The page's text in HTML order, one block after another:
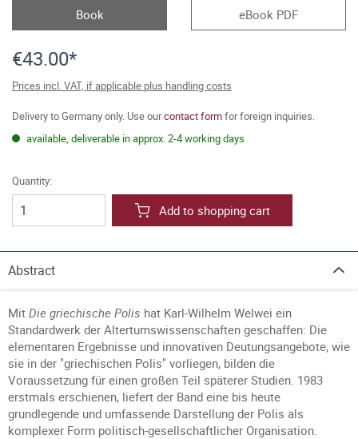
Book eBook PDF
€43.00*
Prices incl. VAT, if applicable plus handling costs
Delivery to Germany only. Use ourcontact formfor foreign inquiries.
available, deliverable in approx. 2-4 working days
Quantity:
Add to shopping cart
Abstract
Mit Die griechische Polis hat Karl-Wilhelm Welwei ein
Standardwerk der Altertumswissenschaften geschaffen: Die
elementaren Ergebnisse und innovativen Deutungsangebote, wie
sie in der "griechischen Polis" vorliegen, bilden die
Voraussetzung für einen großen Teil späterer Studien. 1983
erstmals erschienen, liefert der Band eine bis heute
grundlegende und umfassende Darstellung der Polis als
komplexer Form politisch-gesellschaftlicher Organisation.